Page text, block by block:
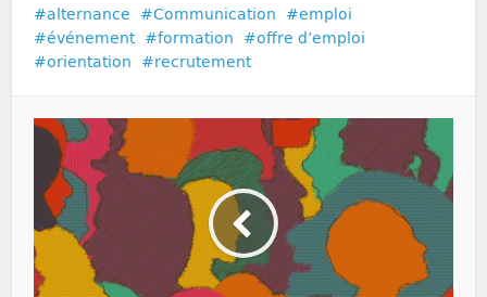
alternance Communication
emploi
événement
formation
offre d’emploi
orientation
recrutement